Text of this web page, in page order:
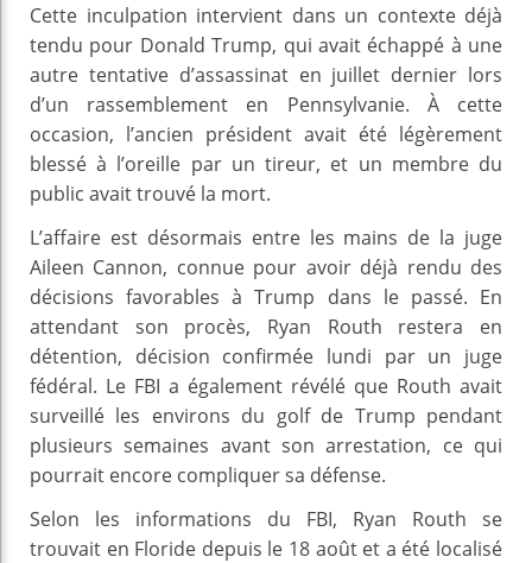
Cette inculpation intervient dans un contexte déjà
tendu pour Donald Trump, qui avait échappé à une
autre tentative d’assassinat en juillet dernier lors
d’un rassemblement en Pennsylvanie. À cette
occasion, l’ancien président avait été légèrement
blessé à l’oreille par un tireur, et un membre du
public avait trouvé la mort.
L’affaire est désormais entre les mains de la juge
Aileen Cannon, connue pour avoir déjà rendu des
décisions favorables à Trump dans le passé. En
attendant son procès, Ryan Routh restera en
détention, décision confirmée lundi par un juge
fédéral. Le FBI a également révélé que Routh avait
surveillé les environs du golf de Trump pendant
plusieurs semaines avant son arrestation, ce qui
pourrait encore compliquer sa défense.
Selon les informations du FBI, Ryan Routh se
trouvait en Floride depuis le 18 août et a été localisé